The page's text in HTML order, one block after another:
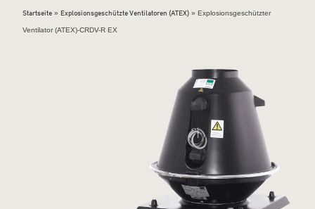
Startseite » Explosionsgeschützte Ventilatoren (ATEX) » Explosionsgeschützter
Ventilator (ATEX)-CRDV-R EX